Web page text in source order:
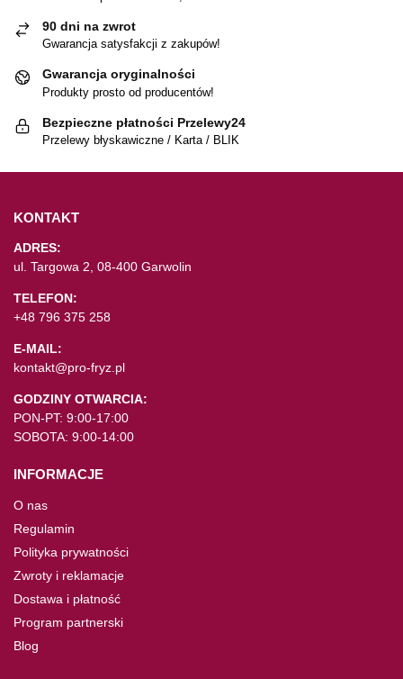
90 dni na zwrot
Gwarancja satysfakcji z zakupów!
Gwarancja oryginalności
Produkty prosto od producentów!
Bezpieczne płatności Przelewy24
Przelewy błyskawiczne / Karta / BLIK
KONTAKT
ADRES:
ul. Targowa 2, 08-400 Garwolin
TELEFON:
+48 796 375 258
E-MAIL:
kontakt@pro-fryz.pl
GODZINY OTWARCIA:
PON-PT: 9:00-17:00
SOBOTA: 9:00-14:00
INFORMACJE
O nas
Regulamin
Polityka prywatności
Zwroty i reklamacje
Dostawa i płatność
Program partnerski
Blog